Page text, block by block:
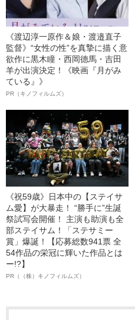
《渡辺淳一原作＆娘・渡邉直子
監督》“女性の性”を真摯に描く意
欲作に黒木瞳・西岡德馬・吉田
羊が出演決定！《映画『月がみ
ている』》
PR（キノフィルムズ）
《祝59歳》日本中の【ステイサ
ム愛】が大暴走！ “勝手に”生誕
祭試写会開催！ 主演も助演も全
部ステイサム！「ステサミー
賞」爆誕！【応募総数941票 全
54作品の栄冠に輝いた作品とは
ー!?】
PR（（株）キノフィルムズ）